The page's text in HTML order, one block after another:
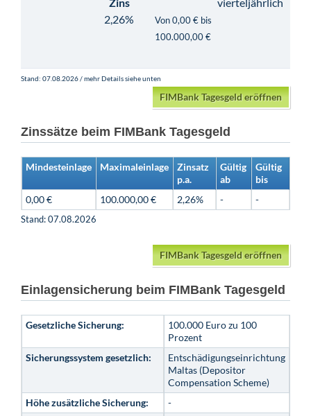
2,26%
Von 0,00 € bis
100.000,00 €
Stand: 07.08.2026 / mehr Details siehe unten
FIMBank Tagesgeld eröffnen
Zinssätze beim FIMBank Tagesgeld
Mindesteinlage Maximaleinlage
Zinsatz
p.a.
Gültig
ab
Gültig
bis
0,00 €
100.000,00 € 2,26% - -
Stand: 07.08.2026
FIMBank Tagesgeld eröffnen
Einlagensicherung beim FIMBank Tagesgeld
Gesetzliche Sicherung:
100.000 Euro zu 100
Prozent
Sicherungssystem gesetzlich:
Entschädigungseinrichtung
Maltas (Depositor
Compensation Scheme)
Höhe zusätzliche Sicherung:
-